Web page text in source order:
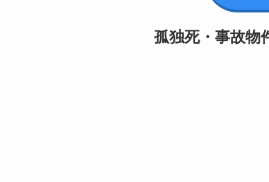
孤独死・事故物